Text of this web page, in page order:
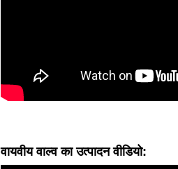
वायवीय वाल्व का उत्पादन वीडियो: